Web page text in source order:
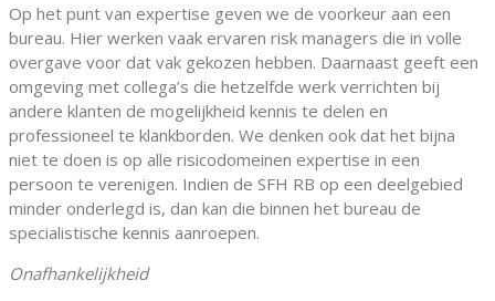
Op het punt van expertise geven we de voorkeur aan een
bureau. Hier werken vaak ervaren risk managers die in volle
overgave voor dat vak gekozen hebben. Daarnaast geeft een
omgeving met collega’s die hetzelfde werk verrichten bij
andere klanten de mogelijkheid kennis te delen en
professioneel te klankborden. We denken ook dat het bijna
niet te doen is op alle risicodomeinen expertise in een
persoon te verenigen. Indien de SFH RB op een deelgebied
minder onderlegd is, dan kan die binnen het bureau de
specialistische kennis aanroepen.
Onafhankelijkheid